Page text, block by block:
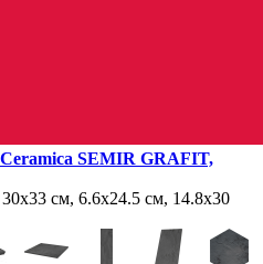
SEMIR GRAFIT,
см, 6.6х24.5 см, 14.8х30